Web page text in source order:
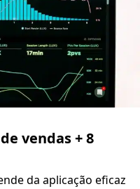
vendas + 8
da aplicação eficaz